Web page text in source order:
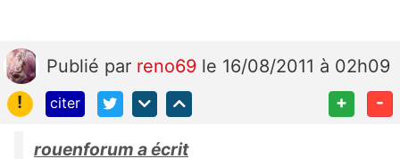
Publié par reno69 le 16/08/2011 à 02h09
!
citer + -
rouenforum a écrit